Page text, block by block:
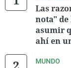
Las
nota"
asumir
ahí en
MUNDO